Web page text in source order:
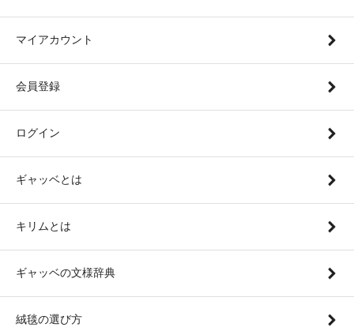
マイアカウント
会員登録
ログイン
ギャッベとは
キリムとは
ギャッベの文様辞典
絨毯の選び方